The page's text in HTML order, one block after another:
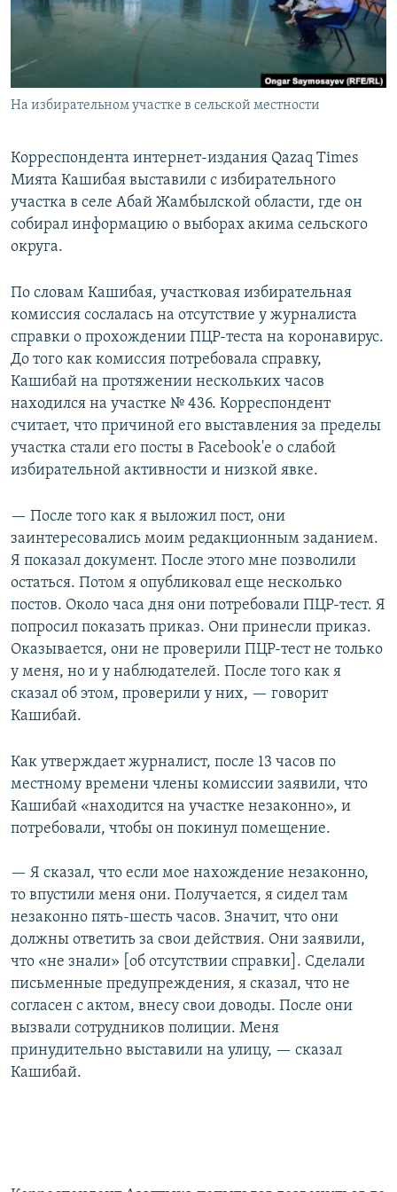
На избирательном участке в сельской местности
Корреспондента интернет-издания Qazaq Times
Мията Кашибая выставили с избирательного
участка в селе Абай Жамбылской области, где он
собирал информацию о выборах акима сельского
округа.
По словам Кашибая, участковая избирательная
комиссия сослалась на отсутствие у журналиста
справки о прохождении ПЦР-теста на коронавирус.
До того как комиссия потребовала справку,
Кашибай на протяжении нескольких часов
находился на участке № 436. Корреспондент
считает, что причиной его выставления за пределы
участка стали его посты в Facebook'е о слабой
избирательной активности и низкой явке.
— После того как я выложил пост, они
заинтересовались моим редакционным заданием.
Я показал документ. После этого мне позволили
остаться. Потом я опубликовал еще несколько
постов. Около часа дня они потребовали ПЦР-тест. Я
попросил показать приказ. Они принесли приказ.
Оказывается, они не проверили ПЦР-тест не только
у меня, но и у наблюдателей. После того как я
сказал об этом, проверили у них, — говорит
Кашибай.
Как утверждает журналист, после 13 часов по
местному времени члены комиссии заявили, что
Кашибай «находится на участке незаконно», и
потребовали, чтобы он покинул помещение.
— Я сказал, что если мое нахождение незаконно,
то впустили меня они. Получается, я сидел там
незаконно пять-шесть часов. Значит, что они
должны ответить за свои действия. Они заявили,
что «не знали» [об отсутствии справки]. Сделали
письменные предупреждения, я сказал, что не
согласен с актом, внесу свои доводы. После они
вызвали сотрудников полиции. Меня
принудительно выставили на улицу, — сказал
Кашибай.